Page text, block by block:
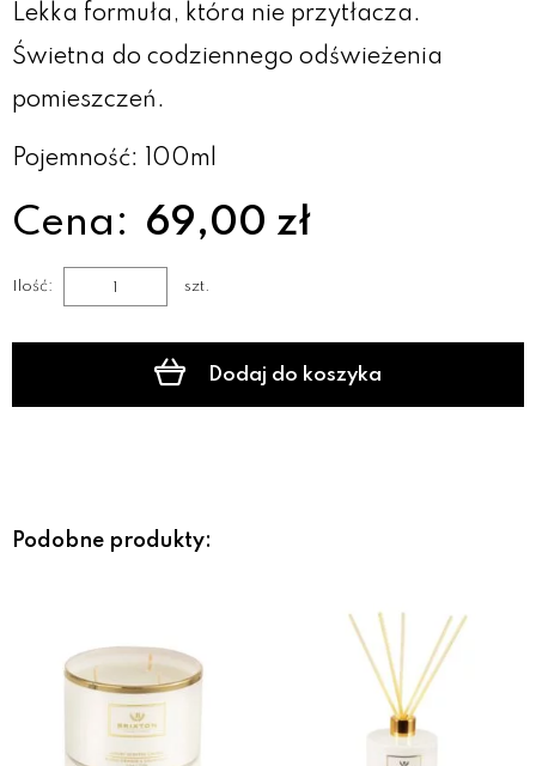
Lekka formuła, która nie przytłacza.
Świetna do codziennego odświeżenia
pomieszczeń.
Pojemność: 100ml
Cena: 69,00 zł
Ilość: szt.
Dodaj do koszyka
Podobne produkty: